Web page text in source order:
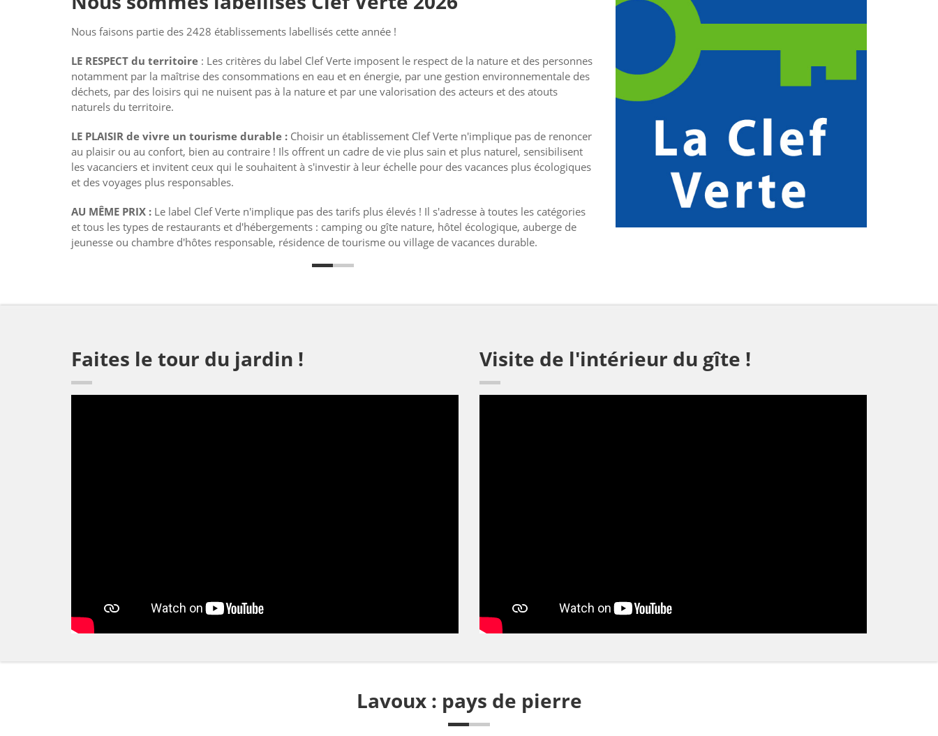
Nous faisons partie des 2428 établissements labellisés cette année !
LE RESPECT du territoire : Les critères du label Clef Verte imposent le respect de la nature et des personnes
notamment par la maîtrise des consommations en eau et en énergie, par une gestion environnementale des
déchets, par des loisirs qui ne nuisent pas à la nature et par une valorisation des acteurs et des atouts
naturels du territoire.
LE PLAISIR de vivre un tourisme durable : Choisir un établissement Clef Verte n'implique pas de renoncer
au plaisir ou au confort, bien au contraire ! Ils offrent un cadre de vie plus sain et plus naturel, sensibilisent
les vacanciers et invitent ceux qui le souhaitent à s'investir à leur échelle pour des vacances plus écologiques
et des voyages plus responsables.
AU MÊME PRIX : Le label Clef Verte n'implique pas des tarifs plus élevés ! Il s'adresse à toutes les catégories
et tous les types de restaurants et d'hébergements : camping ou gîte nature, hôtel écologique, auberge de
jeunesse ou chambre d'hôtes responsable, résidence de tourisme ou village de vacances durable.
Faites le tour du jardin ! Visite de l'intérieur du gîte !
Lavoux : pays de pierre